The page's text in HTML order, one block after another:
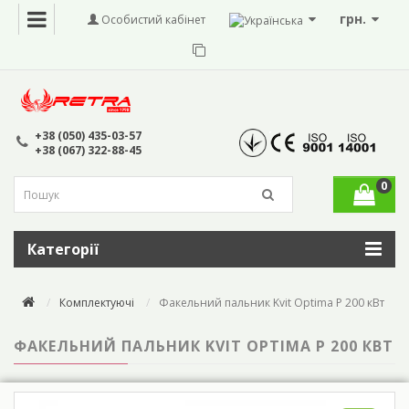
грн.
Особистий кабінет
+38 (050) 435-03-57
+38 (067) 322-88-45
0
Категорії
Комплектуючі Факельний пальник Kvit Optima P 200 кВт
ФАКЕЛЬНИЙ ПАЛЬНИК KVIT OPTIMA P 200 КВТ